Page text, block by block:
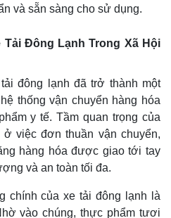
và sẵn sàng cho sử dụng.
Tải Đông Lạnh Trong Xã Hội
đông lạnh đã trở thành một
thống vận chuyển hàng hóa
y tế. Tầm quan trọng của
việc đơn thuần vận chuyển,
hàng hóa được giao tới tay
và an toàn tối đa.
chính của xe tải đông lạnh là
vào chúng, thực phẩm tươi